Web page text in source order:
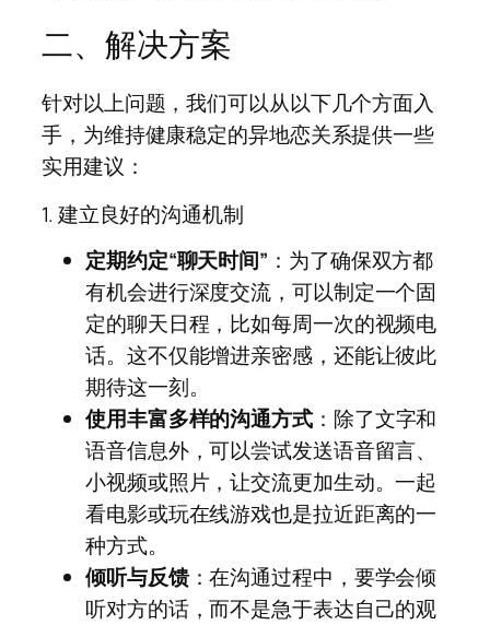
二、解决方案
针对以上问题，我们可以从以下几个方面入
手，为维持健康稳定的异地恋关系提供一些
实用建议：
1. 建立良好的沟通机制
定期约定“聊天时间” ：为了确保双方都
有机会进行深度交流，可以制定一个固
定的聊天日程，比如每周一次的视频电
话。这不仅能增进亲密感，还能让彼此
期待这一刻。
使用丰富多样的沟通方式：除了文字和
语音信息外，可以尝试发送语音留言、
小视频或照片，让交流更加生动。一起
看电影或玩在线游戏也是拉近距离的一
种方式。
倾听与反馈：在沟通过程中，要学会倾
听对方的话，而不是急于表达自己的观